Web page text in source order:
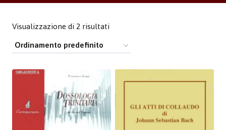
Visualizzazione di 2 risultati